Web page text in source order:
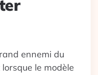
ennemi du
le modèle